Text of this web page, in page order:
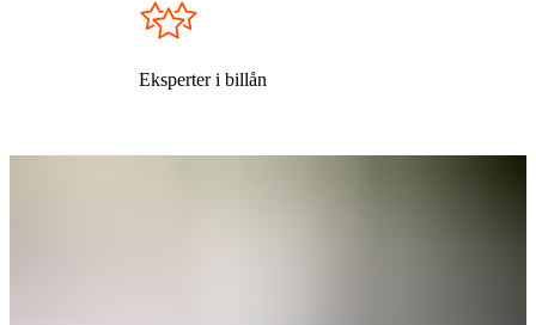
Eksperter i billån